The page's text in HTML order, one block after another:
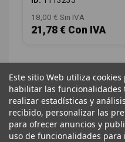
18,00 € Sin IVA
21,78 € Con IVA
Este sitio Web utiliza
habilitar las funcionalidades
realizar estadísticas y
recibido, personalizar las
para ofrecer anuncios y
uso de funcionalidades